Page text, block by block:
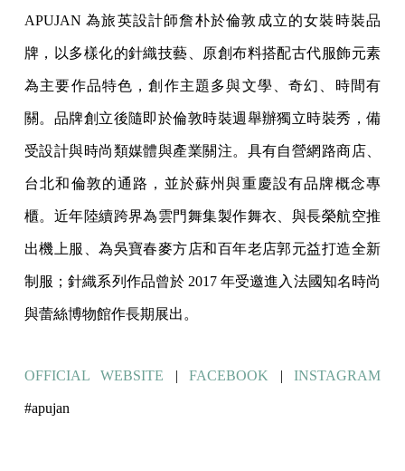
APUJAN 為旅英設計師詹朴於倫敦成立的女裝時裝品
牌，以多樣化的針織技藝、原創布料搭配古代服飾元素
為主要作品特色，創作主題多與文學、奇幻、時間有
關。品牌創立後隨即於倫敦時裝週舉辦獨立時裝秀，備
受設計與時尚類媒體與產業關注。具有自營網路商店、
台北和倫敦的通路，並於蘇州與重慶設有品牌概念專
櫃。近年陸續跨界為雲門舞集製作舞衣、與長榮航空推
出機上服、為吳寶春麥方店和百年老店郭元益打造全新
制服；針織系列作品曾於 2017 年受邀進入法國知名時尚
與蕾絲博物館作長期展出。
OFFICIAL WEBSITE |FACEBOOK |INSTAGRAM
#apujan